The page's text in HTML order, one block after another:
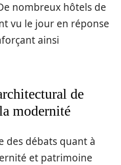
nombreux hôtels de
vu le jour en réponse
ainsi
de
modernité
des débats quant à
et patrimoine